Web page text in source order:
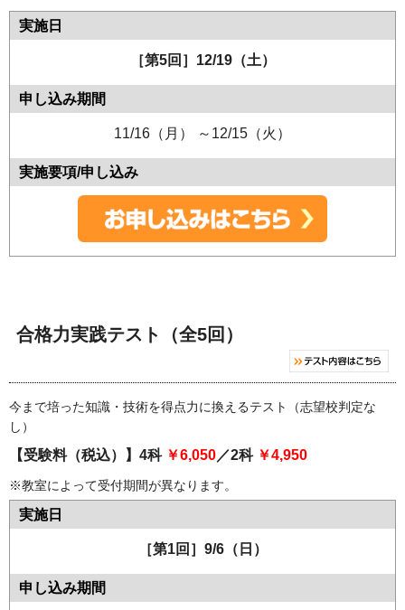
［第5回］12/19（土）
11/16（月） ～12/15（火）
合格力実践テスト（全5回）
今まで培った知識・技術を得点力に換えるテスト（志望校判定な
し）
【受験料（税込）】4科 ￥6,050／2科 ￥4,950
※教室によって受付期間が異なります。
［第1回］9/6（日）